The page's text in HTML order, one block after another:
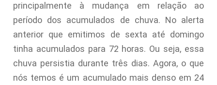
principalmente à mudança em relação ao
período dos acumulados de chuva. No alerta
anterior que emitimos de sexta até domingo
tinha acumulados para 72 horas. Ou seja, essa
chuva persistia durante três dias. Agora, o que
nós temos é um acumulado mais denso em 24